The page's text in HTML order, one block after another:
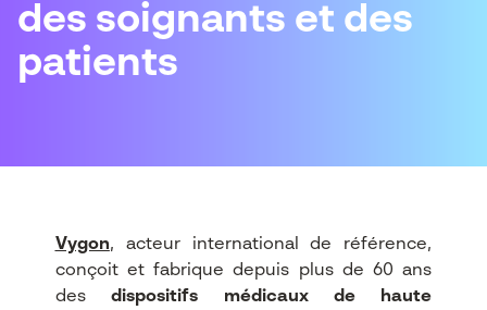
des soignants et des
patients
Vygon, acteur international de référence,
conçoit et fabrique depuis plus de 60 ans
desdispositifs médicaux de haute